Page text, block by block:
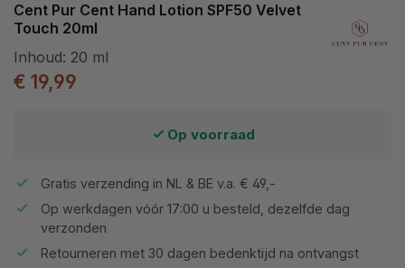
Cent Pur Cent Hand Lotion SPF50 Velvet
Touch 20ml
Inhoud: 20 ml
€ 19,99
Op voorraad
Gratis verzending in NL & BE v.a. € 49,-
Op werkdagen vóór 17:00 u besteld, dezelfde dag
verzonden
Retourneren met 30 dagen bedenktijd na ontvangst